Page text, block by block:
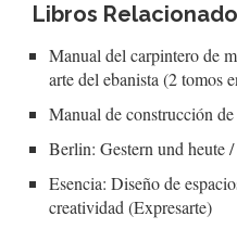
Libros
Manual del carpintero de
arte del ebanista (2 tomos
Manual de construcción
Berlin: Gestern und heute
Esencia: Diseño de
creatividad (Expresarte)